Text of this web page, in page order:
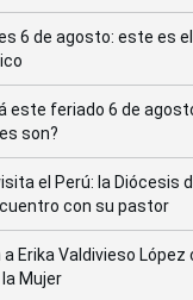
6 de agosto: este es
este feriado 6 de
son?
el Perú: la Diócesis
con su pastor
a Erika Valdivieso
Mujer